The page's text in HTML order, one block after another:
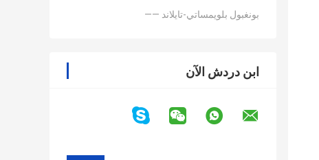
—— بونغبول بلويمساتي-تايلاند
ابن دردش الآن